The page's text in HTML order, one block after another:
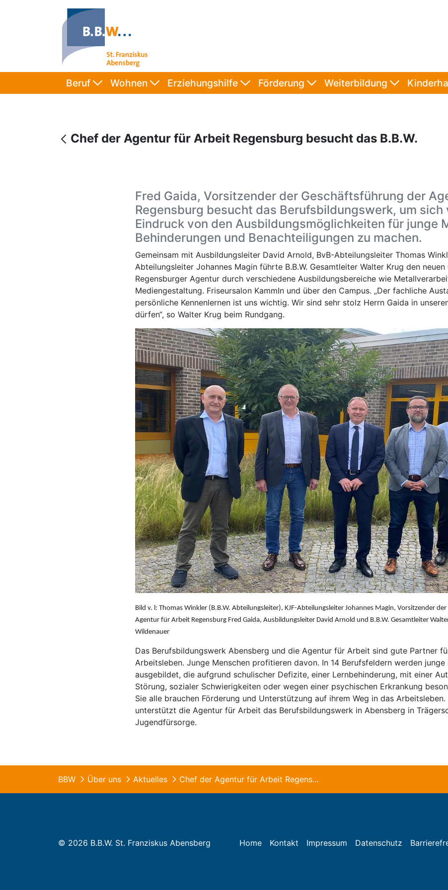
Beruf Wohnen Erziehungshilfe Förderung Weiterbildung
Chef der Agentur für Arbeit Regensburg besucht das B.B.W.
Fred Gaida, Vorsitzender der Geschäftsführung der
Regensburg besucht das Berufsbildungswerk, um sich
Eindruck von den Ausbildungsmöglichkeiten für junge
Behinderungen und Benachteiligungen zu machen.
Gemeinsam mit Ausbildungsleiter David Arnold, BvB-Abteilungsleiter Thomas
Abteilungsleiter Johannes Magin führte B.B.W. Gesamtleiter Walter Krug den
Regensburger Agentur durch verschiedene Ausbildungsbereiche wie
Mediengestaltung. Friseursalon KammIn und über den Campus. „Der fachliche
persönliche Kennenlernen ist uns wichtig. Wir sind sehr stolz Herrn Gaida in
dürfen“, so Walter Krug beim Rundgang.
Bild v. l: Thomas Winkler (B.B.W. Abteilungsleiter), KJF-Abteilungsleiter Johannes Magin, Vorsitzender
Agentur für Arbeit Regensburg Fred Gaida, Ausbildungsleiter David Arnold und B.B.W. Gesamtleiter
Wildenauer
Das Berufsbildungswerk Abensberg und die Agentur für Arbeit sind gute Partner
Arbeitsleben. Junge Menschen profitieren davon. In 14 Berufsfeldern werden junge
ausgebildet, die aufgrund schulischer Defizite, einer Lernbehinderung, mit einer
Störung, sozialer Schwierigkeiten oder wegen einer psychischen Erkrankung
Sie alle brauchen Förderung und Unterstützung auf ihrem Weg in das Arbeitsleben.
unterstützt die Agentur für Arbeit das Berufsbildungswerk in Abensberg in
Jugendfürsorge.
BBW Über uns Aktuelles Chef der Agentur für Arbeit Regensburg besucht das B.B.W.
© 2026 B.B.W. St. Franziskus Abensberg Home Kontakt Impressum Datenschutz